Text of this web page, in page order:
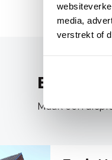
media,
verstrekt of
Maak een